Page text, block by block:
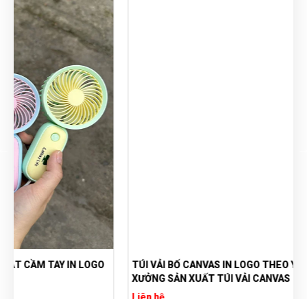
TÚI VẢI BỐ CANVAS IN LOGO THEO YÊU CẦU GIÁ RẺ -
XƯỞNG SẢN XUẤT TÚI VẢI CANVAS